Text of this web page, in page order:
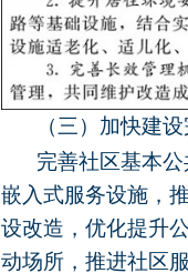
（三）加快建
完善社区基本
嵌入式服务设施，
设改造，优化提升
动场所，推进社区